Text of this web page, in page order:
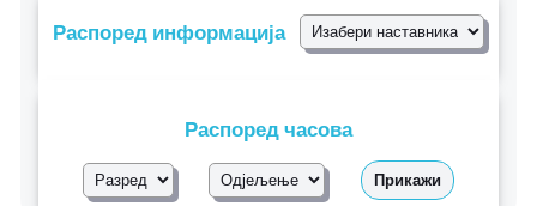
Распоред информација
Распоред часова
Прикажи